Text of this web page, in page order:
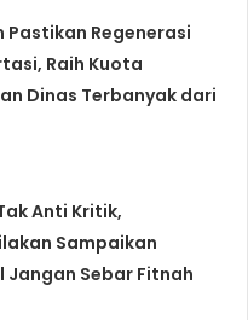
Pastikan Regenerasi
Raih Kuota
Dinas Terbanyak dari
Anti Kritik,
Sampaikan
Jangan Sebar Fitnah